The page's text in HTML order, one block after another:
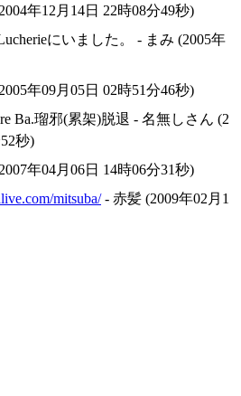
年12月14日 22時08分49秒)
にいました。 - まみ (2005年
年09月05日 02時51分46秒)
Ba.瑠邪(累架)脱退 - 名無しさん (2
秒)
年04月06日 14時06分31秒)
mitsuba/- 赤髪 (2009年02月1